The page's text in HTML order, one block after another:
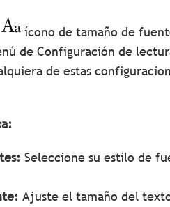
ícono de tamaño de
de Configuración de
de estas
Seleccione su estilo de
Ajuste el tamaño del